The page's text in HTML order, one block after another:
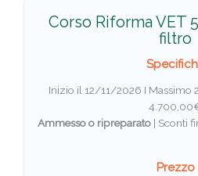
Corso Riforma VET
filtro
Inizio il 12/11/2026 I Massimo
Ammesso o ripreparato| Sconti
Prezzo